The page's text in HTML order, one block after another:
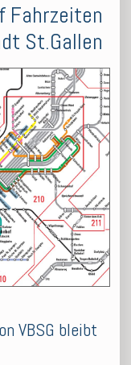
Fahrzeiten
St.Gallen
VBSG bleibt